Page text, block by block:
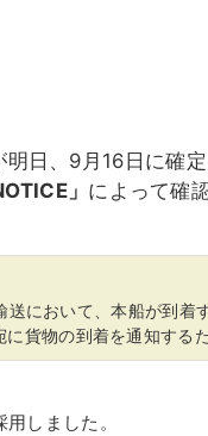
日、9月16日に確定
」 によって確
送において、本船が到着
貨物の到着を通知するた
しました。